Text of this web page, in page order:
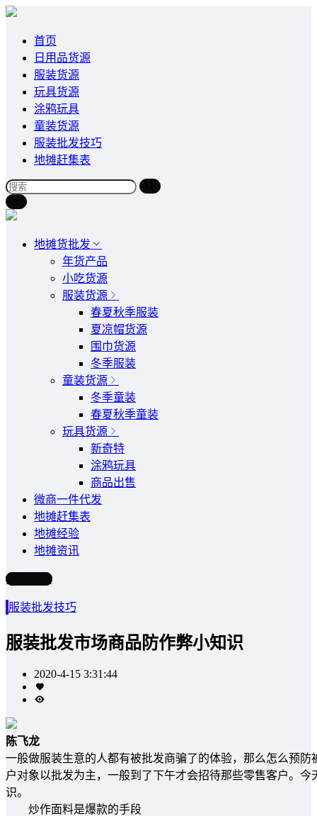
首页
日用品货源
服装货源
玩具货源
涂鸦玩具
童装货源
服装批发技巧
地摊赶集表
地摊货批发
年货产品
小吃货源
服装货源
春夏秋季服装
夏凉帽货源
围巾货源
冬季服装
童装货源
冬季童装
春夏秋季童装
玩具货源
新奇特
涂鸦玩具
商品出售
微商一件代发
地摊赶集表
地摊经验
地摊资讯
写文章
服装批发技巧
服装批发市场商品防作弊小知识
2020-4-15 3:31:44
陈飞龙
一般做服装生意的人都有被批发商骗了的体验，那么怎么预
户对象以批发为主，一般到了下午才会招待那些零售客户。
识。
炒作面料是爆款的手段